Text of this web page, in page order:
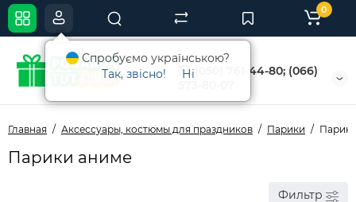
(050) 761-44-80; (066)
0
Главная Аксессуары, костюмы для праздников Парики
Парики аниме
Фильтр
Спробуємо українською?
Так, звісно!
Ні